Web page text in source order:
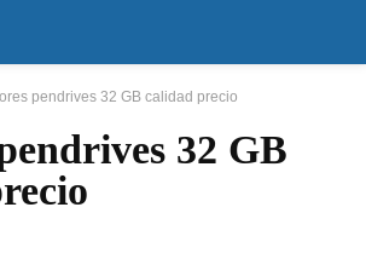
pendrives 32 GB calidad precio
32 GB